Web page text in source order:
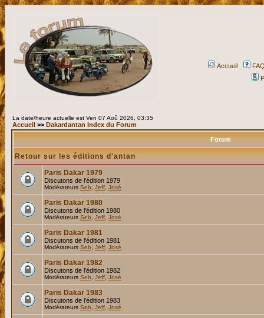
Accueil
La date/heure actuelle est Ven 07 Aoû 2026, 03:35
Accueil >> Dakardantan Index du Forum
Forum
Retour sur les éditions d'antan
Paris Dakar 1979
Discutons de l'édition 1979
Modérateurs Seb Jeff José
Paris Dakar 1980
Discutons de l'édition 1980
Modérateurs Seb Jeff José
Paris Dakar 1981
Discutons de l'édition 1981
Modérateurs Seb Jeff José
Paris Dakar 1982
Discutons de l'édition 1982
Modérateurs Seb Jeff José
Paris Dakar 1983
Discutons de l'édition 1983
Modérateurs Seb Jeff José